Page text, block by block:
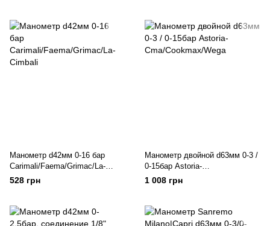
Манометр d42мм 0-16 бар
Carimali/Faema/Grimac/La-
Cimbali
528 грн
Манометр двойной d63мм 0-3 /
0-15бар Astoria-
Cma/Cookmax/Wega
1 008 грн